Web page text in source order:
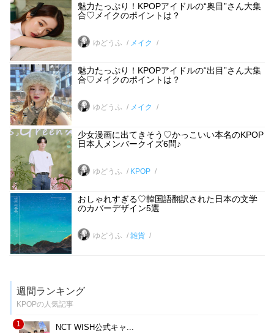
魅力たっぷり！KPOPアイドルの“奥目”さん大集
合♡メイクのポイントは？
ゆどうふ メイク
魅力たっぷり！KPOPアイドルの“出目”さん大集
合♡メイクのポイントは？
ゆどうふ メイク
少女漫画に出てきそう♡かっこいい本名のKPOP
日本人メンバークイズ6問♪
ゆどうふ KPOP
おしゃれすぎる♡韓国語翻訳された日本の文学
のカバーデザイン5選
ゆどうふ 雑貨
週間ランキング
KPOPの人気記事
1 NCT WISH公式キャ...